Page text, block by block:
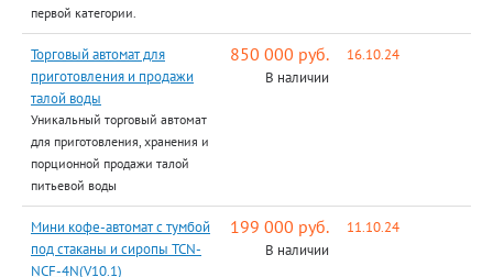
первой категории.
Торговый автомат для
приготовления и продажи
талой воды
Уникальный торговый автомат
для приготовления, хранения и
порционной продажи талой
питьевой воды
850 000 руб.
В наличии
16.10.24
Мини кофе-автомат с тумбой
под стаканы и сиропы TCN-
NCF-4N(V10.1)
199 000 руб.
В наличии
11.10.24